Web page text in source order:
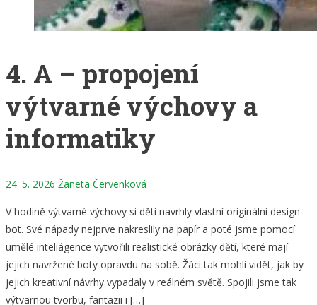
4. A – propojení
výtvarné výchovy a
informatiky
24. 5. 2026 Žaneta Červenková
V hodině výtvarné výchovy si děti navrhly vlastní originální design
bot. Své nápady nejprve nakreslily na papír a poté jsme pomocí
umělé inteliágence vytvořili realistické obrázky dětí, které mají
jejich navržené boty opravdu na sobě. Žáci tak mohli vidět, jak by
jejich kreativní návrhy vypadaly v reálném světě. Spojili jsme tak
výtvarnou tvorbu, fantazii i […]